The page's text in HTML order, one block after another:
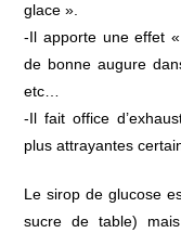
glace ».
-Il apporte une effet
de bonne augure
etc…
-Il fait office
plus attrayantes
Le sirop de glucose
sucre de table)